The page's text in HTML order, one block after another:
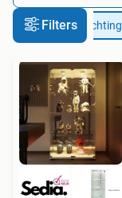
Filters
Huis en Inrichting